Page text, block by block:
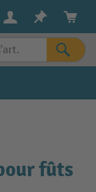
fûts